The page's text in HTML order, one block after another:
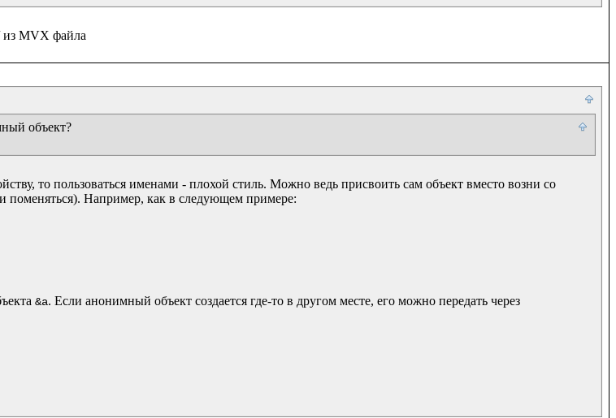
объект?
то пользоваться именами - плохой стиль. Можно ведь присвоить сам объект вместо возни со
поменяться). Например, как в следующем примере:
&a. Если анонимный объект создается где-то в другом месте, его можно передать через